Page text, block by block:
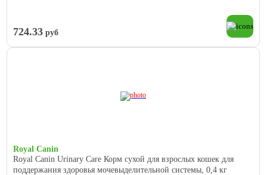
724.33 руб
Royal Canin
Royal Canin Urinary Care Корм сухой для взрослых кошек для
поддержания здоровья мочевыделительной системы, 0,4 кг